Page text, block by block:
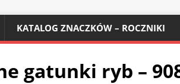
KATALOG ZNACZKÓW – ROCZNIKI
gatunki ryb –